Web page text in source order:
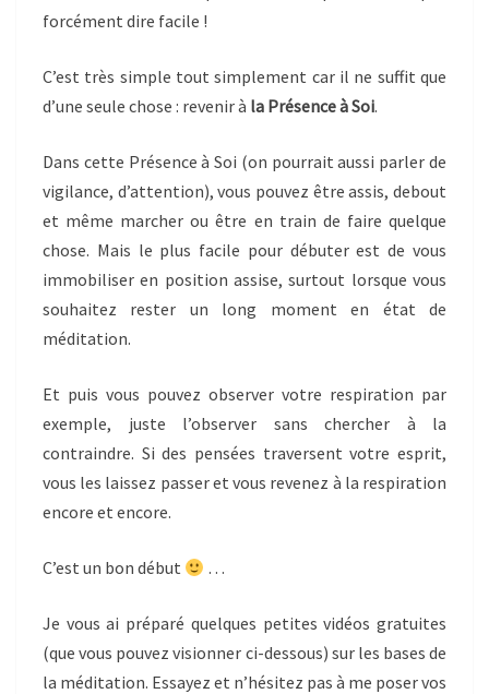
forcément dire facile !
C’est très simple tout simplement car il ne suffit que
d’une seule chose : revenir à la Présence à Soi.
Dans cette Présence à Soi (on pourrait aussi parler de
vigilance, d’attention), vous pouvez être assis, debout
et même marcher ou être en train de faire quelque
chose. Mais le plus facile pour débuter est de vous
immobiliser en position assise, surtout lorsque vous
souhaitez rester un long moment en état de
méditation.
Et puis vous pouvez observer votre respiration par
exemple, juste l’observer sans chercher à la
contraindre. Si des pensées traversent votre esprit,
vous les laissez passer et vous revenez à la respiration
encore et encore.
C’est un bon début …
Je vous ai préparé quelques petites vidéos gratuites
(que vous pouvez visionner ci-dessous) sur les bases de
la méditation. Essayez et n’hésitez pas à me poser vos